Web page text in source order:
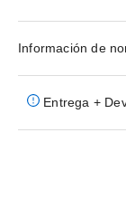
Información de
Entrega +